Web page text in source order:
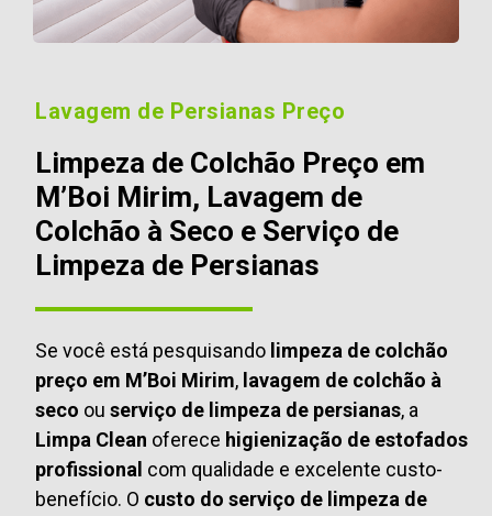
Lavagem de Persianas Preço
Limpeza de Colchão Preço em
M’Boi Mirim, Lavagem de
Colchão à Seco e Serviço de
Limpeza de Persianas
Se você está pesquisando limpeza de colchão
preço em M’Boi Mirim, lavagem de colchão à
seco ou serviço de limpeza de persianas, a
Limpa Clean oferece higienização de estofados
profissional com qualidade e excelente custo-
benefício. O custo do serviço de limpeza de